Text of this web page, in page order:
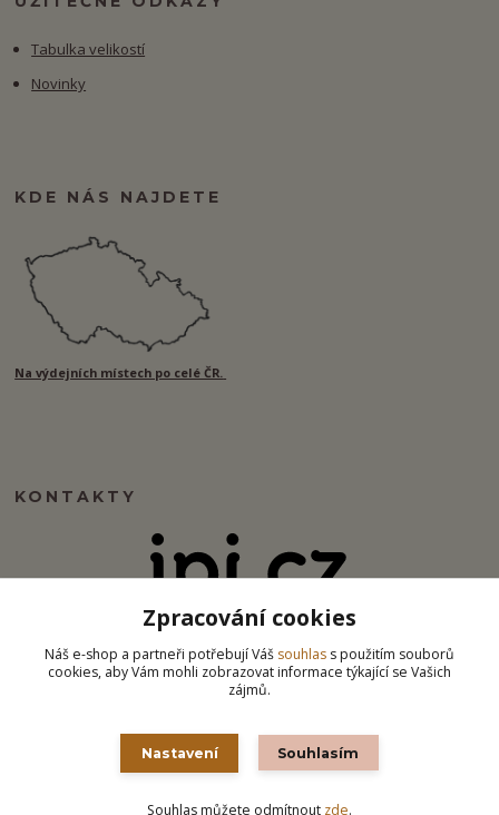
Tabulka velikostí
Novinky
KDE NÁS NAJDETE
Na výdejních místech po celé ČR.
KONTAKTY
info@ipj.cz
Zpracování cookies
Náš e-shop a partneři potřebují Váš souhlas s použitím souborů
cookies, aby Vám mohli zobrazovat informace týkající se Vašich
zájmů.
Nastavení Souhlasím
Souhlas můžete odmítnout zde.